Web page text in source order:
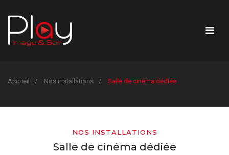
Accueil Nos installations Salle de cinéma dédiée
NOS INSTALLATIONS
Salle de cinéma dédiée